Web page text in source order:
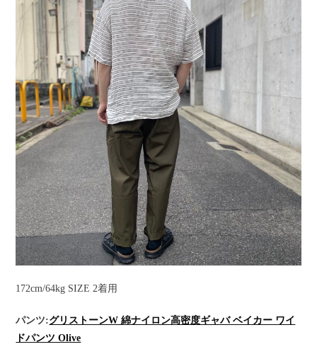
172cm/64kg SIZE 2着用
パンツ:グリストーンW 綿ナイロン高密度ギャバ ベイカー ワイ
ドパンツ Olive